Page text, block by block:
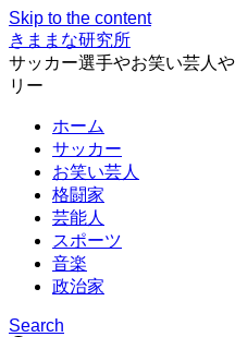
Skip to the content
きままな研究所
サッカー選手やお笑い芸人
リー
ホーム
サッカー
お笑い芸人
格闘家
芸能人
スポーツ
音楽
政治家
Search